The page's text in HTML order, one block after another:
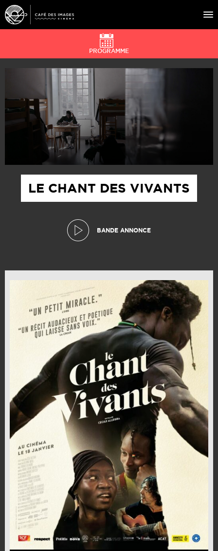
À L’AFFICHE
ÉVÉNEMENTS
CAFÉ DU CINÉ
PRATIQUE
ÉDUCATION AUX IMAGES
LE CHANT DES VIVANTS
BANDE ANNONCE
PROGRAMME